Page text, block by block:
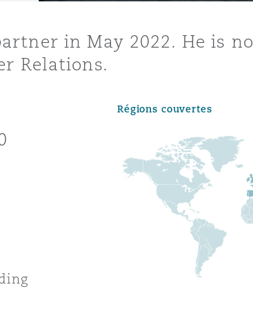
in May 2022. He is
Relations.
Régions couvertes